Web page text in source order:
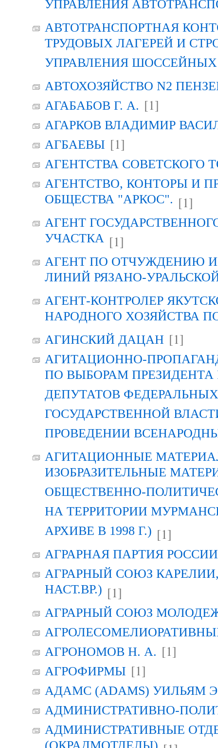
УПРАВЛЕНИЯ
АВТОТРАНСПОРТНАЯ
ТРУДОВЫХ ЛАГЕРЕЙ И
УПРАВЛЕНИЯ
АВТОХОЗЯЙСТВО N2
АГАБАБОВ Г. А. [1]
АГАРКОВ ВЛАДИМИР
АГБАЕВЫ [1]
АГЕНТСТВА СОВЕТСКОГО
АГЕНТСТВО, КОНТОРЫ И
ОБЩЕСТВА "АРКОС". [1]
АГЕНТ
УЧАСТКА [1]
АГЕНТ ПО ОТЧУЖДЕНИЮ
ЛИНИЙ РЯЗАНО-
АГЕНТ-КОНТРОЛЕР
НАРОДНОГО ХОЗЯЙСТВА
АГИНСКИЙ ДАЦАН [1]
АГИТАЦИОННО-
ПО ВЫБОРАМ
ДЕПУТАТОВ
ГОСУДАРСТВЕННОЙ
ПРОВЕДЕНИИ
АГИТАЦИОННЫЕ
ИЗОБРАЗИТЕЛЬНЫЕ
ОБЩЕСТВЕННО-
НА ТЕРРИТОРИИ
АРХИВЕ В 1998 Г.) [1]
АГРАРНАЯ ПАРТИЯ РОССИИ
АГРАРНЫЙ СОЮЗ КАРЕЛИИ,
НАСТ.ВР.) [1]
АГРАРНЫЙ СОЮЗ
АГРОНОМОВ Н. А. [1]
АГРОФИРМЫ [1]
АДАМС (ADAMS) УИЛЬЯМ
АДМИНИСТРАТИВНО-
АДМИНИСТРАТИВНЫЕ